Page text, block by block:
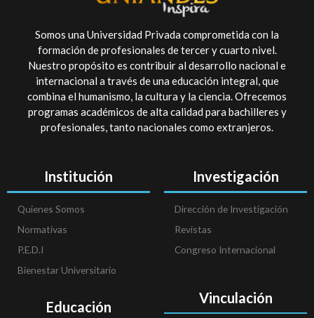
Somos una Universidad Privada comprometida con la
formación de profesionales de tercer y cuarto nivel.
Nuestro propósito es contribuir al desarrollo nacional e
internacional a través de una educación integral, que
combina el humanismo, la cultura y la ciencia. Ofrecemos
programas académicos de alta calidad para bachilleres y
profesionales, tanto nacionales como extranjeros.
Institución
Quienes Somos
Normativas
P.E.D.I
Bienestar Universitario
Educación
Investigación
Dirección de Investigación
Revistas
Congreso Internacional
Vinculación